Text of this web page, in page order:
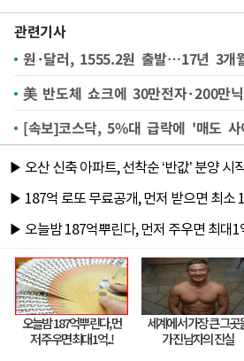
관련기사
원·달러, 1555.2원 출발…17년 3개
美 반도체 쇼크에 30만전자·200만
[속보]코스닥, 5%대 급락에 '매도